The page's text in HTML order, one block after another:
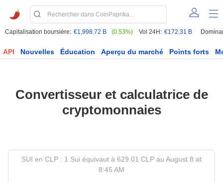
Capitalisation boursière: €1,998.72 B (0.53%) Vol 24H: €172.31 B
API Nouvelles Éducation Aperçu du marché Points forts
Convertisseur et calculatrice de
cryptomonnaies
SUI en CLP : 1 Sui équivaut à 629.01 CLP au August 8 at
8:45 AM